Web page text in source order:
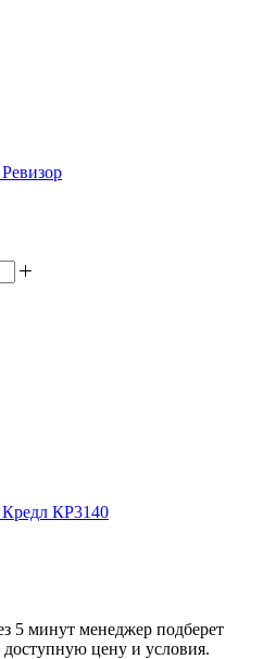
Кредл КР3140
5 минут менеджер подберет
цену и условия.